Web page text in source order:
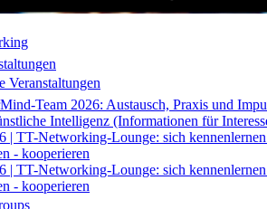
Veranstaltungen
Team 2026: Austausch, Praxis und
Intelligenz (Informationen für
| TT-Networking-Lounge: sich
- kooperieren
| TT-Networking-Lounge: sich
- kooperieren